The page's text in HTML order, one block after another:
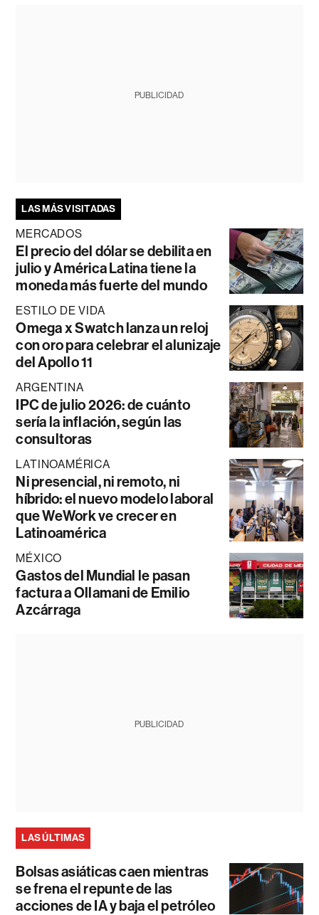
PUBLICIDAD
LAS MÁS VISITADAS
MERCADOS
El precio del dólar se debilita en
julio y América Latina tiene la
moneda más fuerte del mundo
ESTILO DE VIDA
Omega x Swatch lanza un reloj
con oro para celebrar el alunizaje
del Apollo 11
ARGENTINA
IPC de julio 2026: de cuánto
sería la inflación, según las
consultoras
LATINOAMÉRICA
Ni presencial, ni remoto, ni
híbrido: el nuevo modelo laboral
que WeWork ve crecer en
Latinoamérica
MÉXICO
Gastos del Mundial le pasan
factura a Ollamani de Emilio
Azcárraga
PUBLICIDAD
LAS ÚLTIMAS
Bolsas asiáticas caen mientras
se frena el repunte de las
acciones de IA y baja el petróleo